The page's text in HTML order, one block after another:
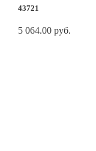
43721
5 064.00 руб.